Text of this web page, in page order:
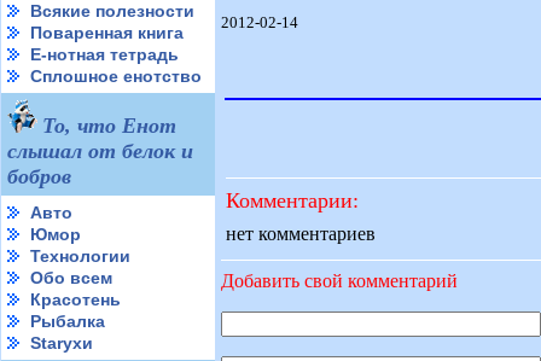
Всякие полезности
Поваренная книга
Е-нотная тетрадь
Сплошное енотство
То, что Енот
слышал от белок и
бобров
Авто
Юмор
Технологии
Обо всем
Красотень
Рыбалка
Starухи
2012-02-14
Комментарии:
нет комментариев
Добавить свой комментарий